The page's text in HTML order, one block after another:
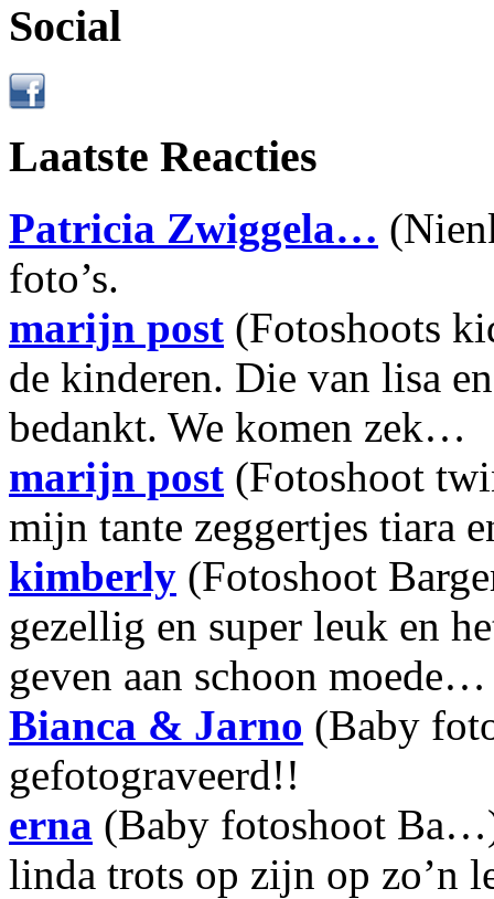
Social
Laatste Reacties
Patricia Zwiggela…
foto’s.
marijn post (Fotoshoots
de kinderen. Die van lisa
bedankt. We komen zek…
marijn post (Fotoshoot
mijn tante zeggertjes tiara
kimberly (Fotoshoot
gezellig en super leuk en
geven aan schoon moede…
Bianca & Jarno (Baby
gefotograveerd!!
erna (Baby fotoshoot
linda trots op zijn op zo’n